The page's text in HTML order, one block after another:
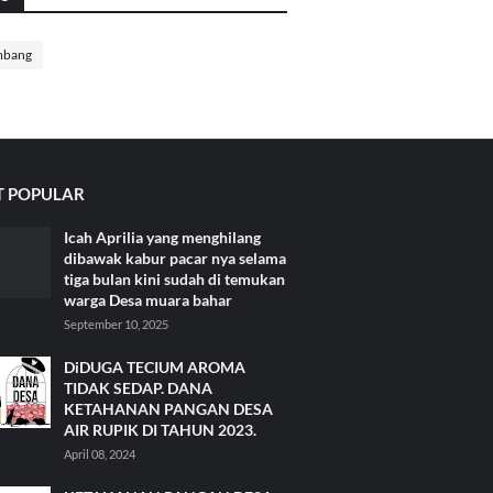
POPULAR
Icah Aprilia yang menghilang
dibawak kabur pacar nya selama
tiga bulan kini sudah di temukan
warga Desa muara bahar
September 10, 2025
DiDUGA TECIUM AROMA
TIDAK SEDAP. DANA
KETAHANAN PANGAN DESA
AIR RUPIK DI TAHUN 2023.
April 08, 2024